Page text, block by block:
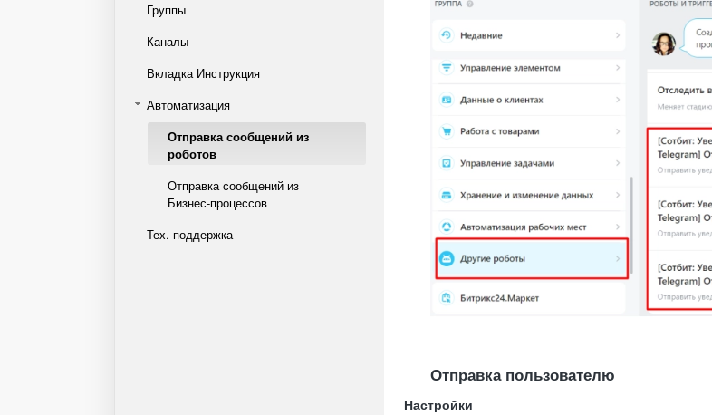
Группы
Каналы
Вкладка Инструкция
Автоматизация
Отправка сообщений из
роботов
Отправка сообщений из
Бизнес-процессов
Тех. поддержка
Отправка пользователю
Настройки